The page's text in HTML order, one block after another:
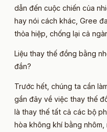
dẫn đến cuộc chiến của
hay nói cách khác, Gree
thỏa hiệp, chống lại cả
Liệu thay thế đồng bằng
đắn?
Trước hết, chúng ta cần
gần đây về việc thay thế
là thay thế tất cả các bộ
hòa không khí bằng